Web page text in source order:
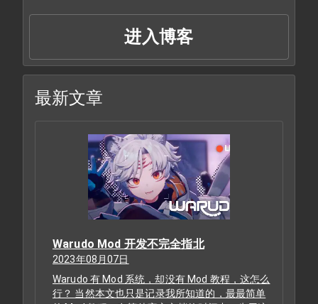
进入博客
最新文章
Warudo Mod 开发不完全指北
2023年08月07日
Warudo 有 Mod 系统，却没有 Mod 教程，这怎么
行？ 当然本文也只是记录我所知道的，最最简单